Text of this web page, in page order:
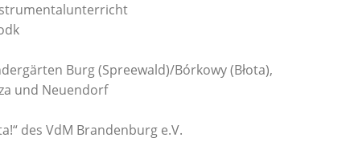
Burg (Spreewald)/Bórkowy (Błota),
und Neuendorf
des VdM Brandenburg e.V.